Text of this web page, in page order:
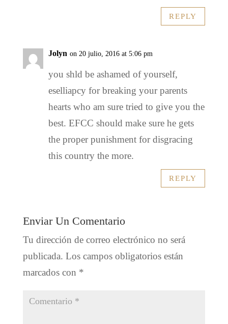
REPLY
Jolyn on 20 julio, 2016 at 5:06 pm
you shld be ashamed of yourself,
eselliapcy for breaking your parents
hearts who am sure tried to give you the
best. EFCC should make sure he gets
the proper punishment for disgracing
this country the more.
REPLY
Enviar Un Comentario
Tu dirección de correo electrónico no será
publicada. Los campos obligatorios están
marcados con *